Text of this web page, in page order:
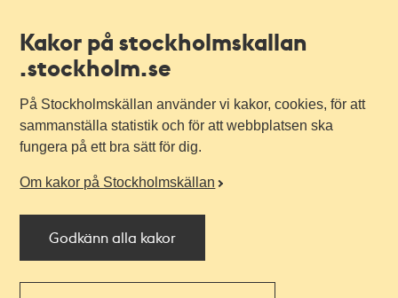
Kakor på stockholmskallan
.stockholm.se
På Stockholmskällan använder vi kakor, cookies, för att
sammanställa statistik och för att webbplatsen ska
fungera på ett bra sätt för dig.
Om kakor på Stockholmskällan
Godkänn alla kakor